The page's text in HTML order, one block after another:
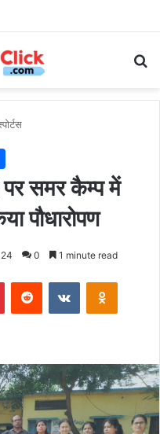
पर समर कैम्प में
पौधारोपण
0 1 minute read
PinterestReddit VKontakte